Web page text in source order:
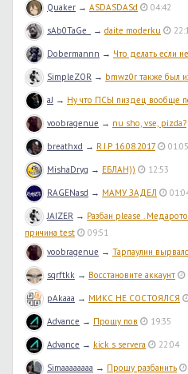
Quaker → ASDASDASd 04:42
sAb0TaGe_ → daite moderku
Dobermannn → Что делать если
SimpleZOR → bmwz0r также был
aJ → Ну что ПСЫ пиздец вообще
voobragenue → nu sho, vse, pizda?
breathxd → R.I.P 16.08.2017 01:05
MishaDryg → ЕБЛАН)) 12:53
RAGENasd → МАМУ ЗАДЕЛ
JAIZER → Разбан please .
причина test
09:51
voobragenue → Тарпаулин
sqrftkk → Восстановите аккаунт
pAkaaa → МИКС НЕ СОСТОЯЛСЯ
Advance → Прошу пов 19:35
Advance → kick s servera 22:04
Simaaaaaaaa → Прошу разбанить